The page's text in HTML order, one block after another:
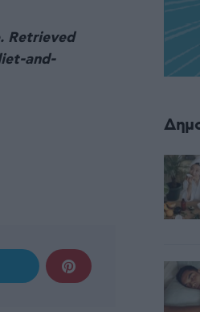
Retrieved
and-